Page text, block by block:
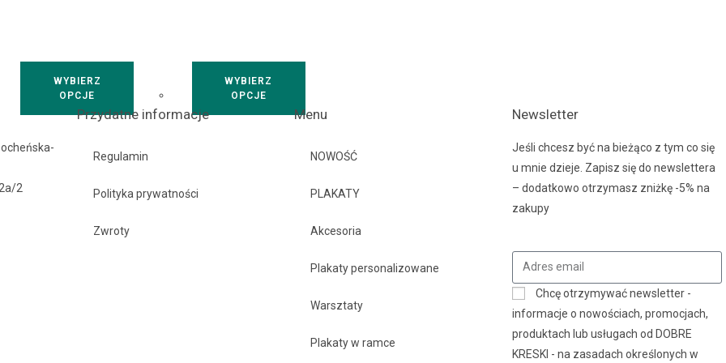
WYBIERZ
OPCJE
WYBIERZ
OPCJE
2
Przydatne informacje
Regulamin
Polityka prywatności
Zwroty
Menu
NOWOŚĆ
PLAKATY
Akcesoria
Plakaty personalizowane
Warsztaty
Plakaty w ramce
Newsletter
Jeśli chcesz być na bieżąco z tym co się
u mnie dzieje. Zapisz się do newslettera
– dodatkowo otrzymasz zniżkę -5% na
zakupy
Chcę otrzymywać newsletter -
informacje o nowościach, promocjach,
produktach lub usługach od DOBRE
KRESKI - na zasadach określonych w